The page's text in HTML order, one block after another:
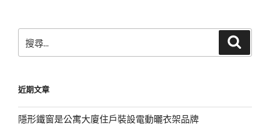
尋
字:
近期文章
隱形鐵窗是公寓大廈住戶裝設電動曬衣架品牌